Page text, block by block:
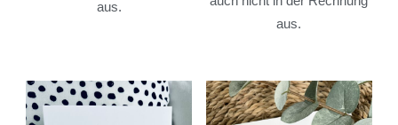
aus.
aus.